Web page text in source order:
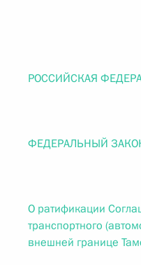
РОССИЙСКАЯ
ФЕДЕРАЛЬНЫЙ
О ратификации
транспортного
внешней границе